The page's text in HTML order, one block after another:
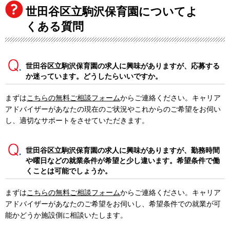
世田谷区立駒沢保育園についてよ
くある質問
世田谷区立駒沢保育園の求人に興味がありますが、応募する
か迷っています。どうしたらいいですか。
まずはこちらの無料ご相談フォームからご連絡ください。キャリア
アドバイザーがあなたの現在のご状況やこれからのご希望をお伺い
し、適切なサポートをさせていただきます。
世田谷区立駒沢保育園の求人に興味がありますが、勤務時間
や曜日などの就業条件が希望と少し違います。希望条件で働
くことは可能でしょうか。
まずはこちらの無料ご相談フォームからご連絡ください。キャリア
アドバイザーがあなたのご希望をお伺いし、希望条件での就業が可
能かどうか施設側に相談いたします。